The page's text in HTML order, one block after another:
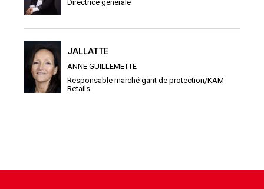
S'ABONNER À LA NEWSLETTER